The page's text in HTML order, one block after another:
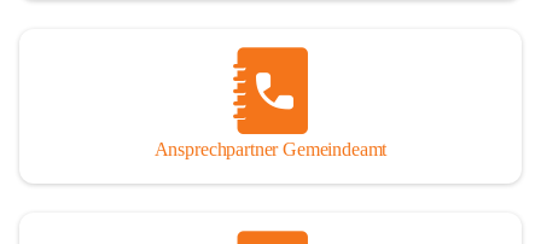
Ansprechpartner Gemeindeamt